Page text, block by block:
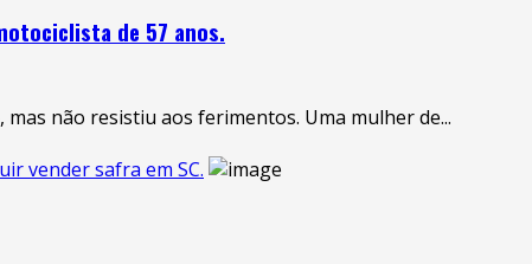
de 57 anos.
não resistiu aos ferimentos. Uma mulher de...
vender safra em SC.